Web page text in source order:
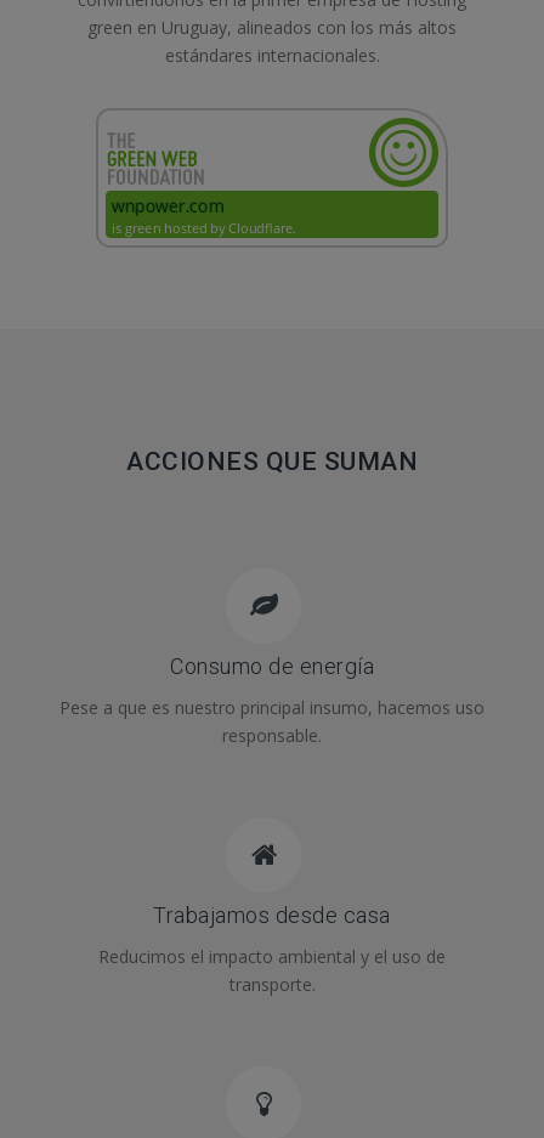
green en Uruguay, alineados con los más altos
estándares internacionales.
ACCIONES QUE SUMAN
Consumo de energía
Pese a que es nuestro principal insumo, hacemos uso
responsable.
Trabajamos desde casa
Reducimos el impacto ambiental y el uso de
transporte.